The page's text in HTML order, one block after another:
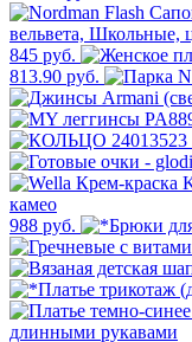
845 руб.
813.90 руб.
988 руб.